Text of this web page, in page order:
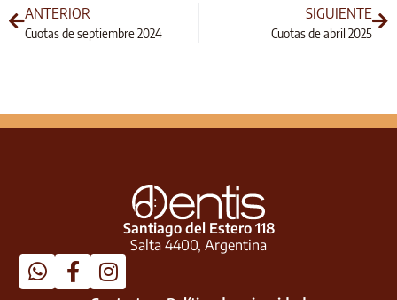
ANTERIOR
Cuotas de septiembre 2024
SIGUIENTE
Cuotas de abril 2025
Santiago del Estero 118
Salta 4400, Argentina